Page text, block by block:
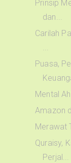
Prinsip
dan...
Carilah
...
Puasa,
Mental
Amazon
Merawat
Quraisy,
Perjal...